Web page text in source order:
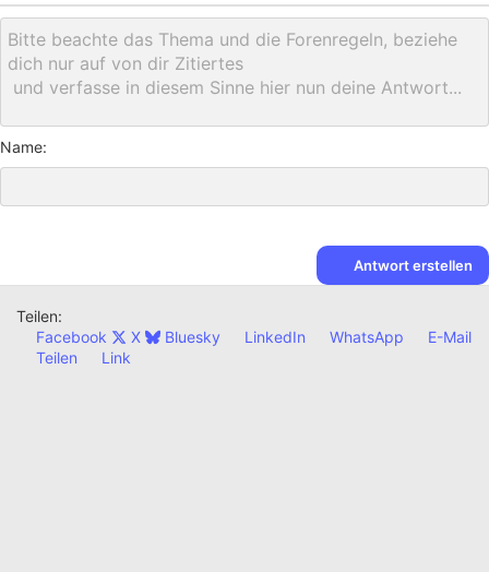
Name
Antwort erstellen
Teilen:
Facebook
X Bluesky LinkedIn WhatsApp
E-Mail
Teilen
Link